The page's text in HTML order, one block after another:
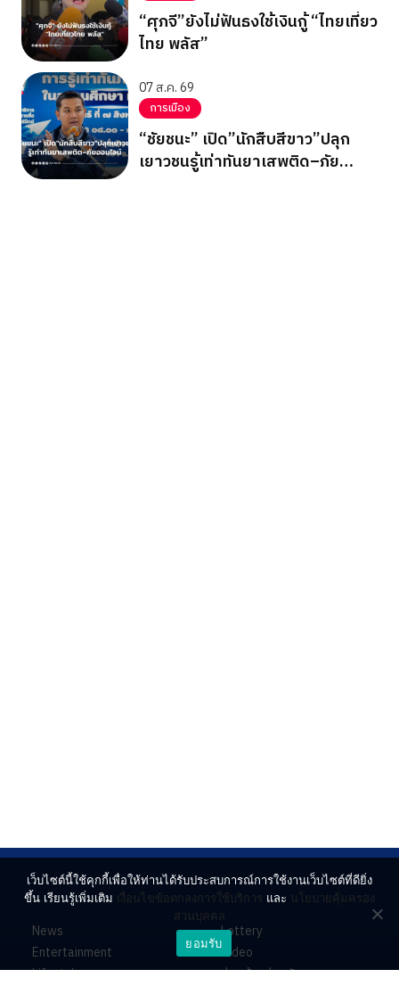
“ศุภจี”ยังไม่ฟันธงใช้เงินกู้ “ไทยเที่ยว
ไทย พลัส”
07 ส.ค. 69
การเมือง
“ชัยชนะ” เปิด”นักสืบสีขาว”ปลุก
เยาวชนรู้เท่าทันยาเสพติด–ภัย
News
Entertainment
Lifestyle
Lottery
Video
ร่วมด้วยช่วยกัน
เว็บไซต์นี้ใช้คุกกี้เพื่อให้ท่านได้รับประสบการณ์การใช้งานเว็บไซต์ที่ดียิ่ง
ขึ้น เรียนรู้เพิ่มเติม เงื่อนไขข้อตกลงการใช้บริการ และ นโยบายคุ้มครอง
ส่วนบุคคล
ยอมรับ